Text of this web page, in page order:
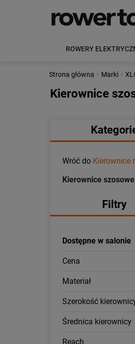
ROWERY
Strona główna › Marki ›
Kierownice
Wróć do Kierownice
Kierownice szosowe
Filtry
Dostępne w salonie
Cena
Materiał
Szerokość
Średnica kierownicy
Reach